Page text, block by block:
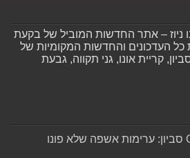
ניוז – אתר החדשות המוביל של בקעת
כל העדכונים והחדשות המקומיות של
קריית אונו, גני תקווה, גבעת
מפגע סביבתי במתחם G סביון: ערימות אשפה שלא פונו